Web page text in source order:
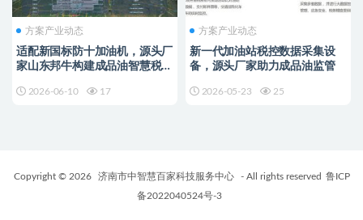
方案产业动态
适配新国标防十加油机，源头厂
家山东邦牛构建成品油智慧税控
2026-06-10 17
方案产业动态
新一代加油站税控数据采集设
备，源头厂家助力成品油监管
2026-05-23 25
Copyright © 2026 济南市中智慧百家科技服务中心 - All rights reserved 鲁ICP
备2022040524号-3